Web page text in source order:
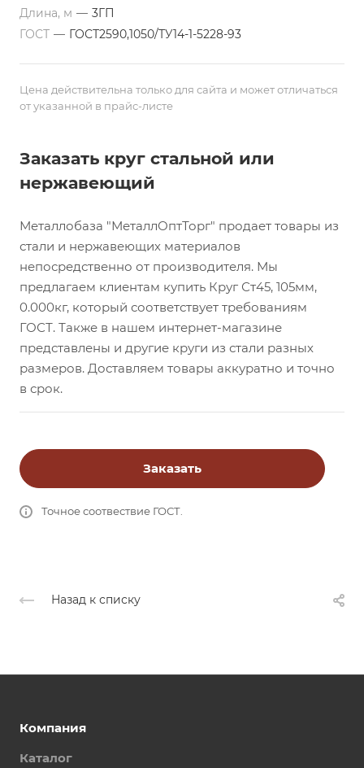
Длина, м — 3ГП
ГОСТ — ГОСТ2590,1050/ТУ14-1-5228-93
Цена действительна только для сайта и может отличаться
от указанной в прайс-листе
Заказать круг стальной или
нержавеющий
Металлобаза "МеталлОптТорг" продает товары из
стали и нержавеющих материалов
непосредственно от производителя. Мы
предлагаем клиентам купить Круг Ст45, 105мм,
0.000кг, который соответствует требованиям
ГОСТ. Также в нашем интернет-магазине
представлены и другие круги из стали разных
размеров. Доставляем товары аккуратно и точно
в срок.
Заказать
Точное соотвествие ГОСТ.
Назад к списку
Компания
Каталог